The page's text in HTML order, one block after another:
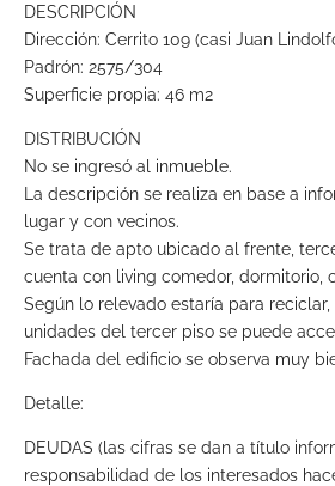
DESCRIPCIÓN
Dirección: Cerrito 109 (casi Juan
Padrón: 2575/304
Superficie propia: 46 m2
DISTRIBUCIÓN
No se ingresó al inmueble.
La descripción se realiza en base a
lugar y con vecinos.
Se trata de apto ubicado al frente,
cuenta con living comedor, dormitorio,
Según lo relevado estaría para
unidades del tercer piso se puede
Fachada del edificio se observa muy
Detalle:
DEUDAS (las cifras se dan a título
responsabilidad de los interesados